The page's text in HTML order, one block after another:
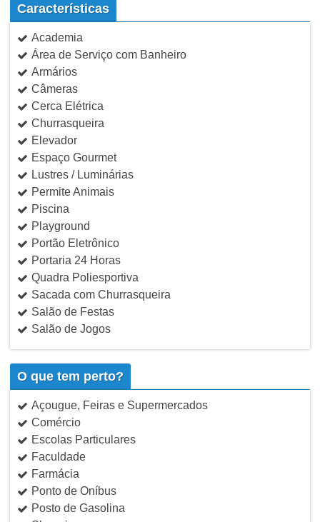
Características
Academia
Área de Serviço com Banheiro
Armários
Câmeras
Cerca Elétrica
Churrasqueira
Elevador
Espaço Gourmet
Lustres / Luminárias
Permite Animais
Piscina
Playground
Portão Eletrônico
Portaria 24 Horas
Quadra Poliesportiva
Sacada com Churrasqueira
Salão de Festas
Salão de Jogos
O que tem perto?
Açougue, Feiras e Supermercados
Comércio
Escolas Particulares
Faculdade
Farmácia
Ponto de Oníbus
Posto de Gasolina